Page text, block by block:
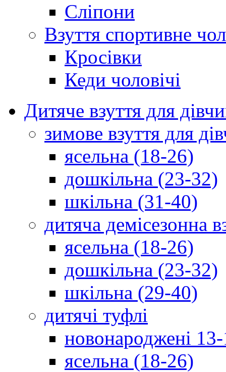
Сліпони
Взуття спортивне
Кросівки
Кеди чоловічі
Дитяче взуття для
зимове взуття для
ясельна (18-26)
дошкільна (23-32)
шкільна (31-40)
дитяча демісезонна
ясельна (18-26)
дошкільна (23-32)
шкільна (29-40)
дитячі туфлі
новонароджені
ясельна (18-26)